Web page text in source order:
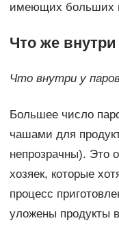
имеющих больших
Что же внутри
Что внутри у
Большее число
чашами для
непрозрачны). Это
хозяек, которые
процесс
уложены продукты